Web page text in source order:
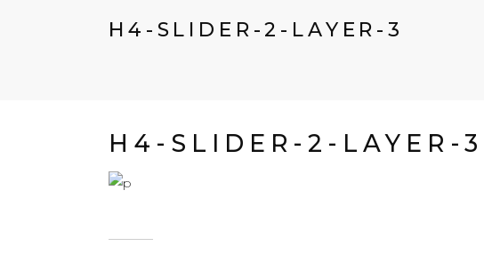
H4-SLIDER-2-LAYER-3
H4-SLIDER-2-LAYER-3